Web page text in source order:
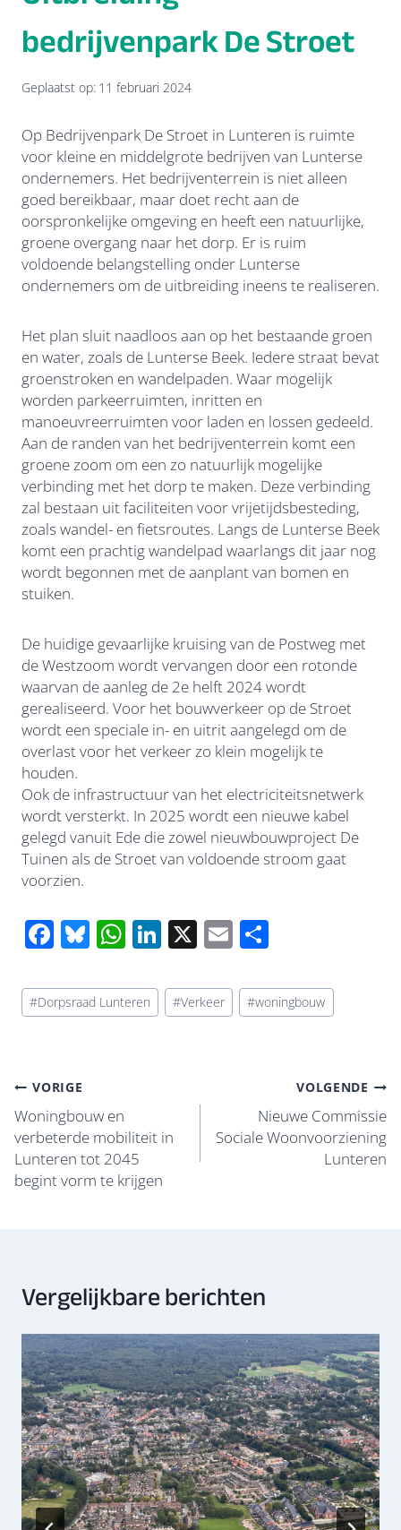
bedrijvenpark De Stroet
Geplaatst op: 11 februari 2024
Op Bedrijvenpark De Stroet in Lunteren is ruimte
voor kleine en middelgrote bedrijven van Lunterse
ondernemers. Het bedrijventerrein is niet alleen
goed bereikbaar, maar doet recht aan de
oorspronkelijke omgeving en heeft een natuurlijke,
groene overgang naar het dorp. Er is ruim
voldoende belangstelling onder Lunterse
ondernemers om de uitbreiding ineens te realiseren.
Het plan sluit naadloos aan op het bestaande groen
en water, zoals de Lunterse Beek. Iedere straat bevat
groenstroken en wandelpaden. Waar mogelijk
worden parkeerruimten, inritten en
manoeuvreerruimten voor laden en lossen gedeeld.
Aan de randen van het bedrijventerrein komt een
groene zoom om een zo natuurlijk mogelijke
verbinding met het dorp te maken. Deze verbinding
zal bestaan uit faciliteiten voor vrijetijdsbesteding,
zoals wandel- en fietsroutes. Langs de Lunterse Beek
komt een prachtig wandelpad waarlangs dit jaar nog
wordt begonnen met de aanplant van bomen en
stuiken.
De huidige gevaarlijke kruising van de Postweg met
de Westzoom wordt vervangen door een rotonde
waarvan de aanleg de 2e helft 2024 wordt
gerealiseerd. Voor het bouwverkeer op de Stroet
wordt een speciale in- en uitrit aangelegd om de
overlast voor het verkeer zo klein mogelijk te
houden.
Ook de infrastructuur van het electriciteitsnetwerk
wordt versterkt. In 2025 wordt een nieuwe kabel
gelegd vanuit Ede die zowel nieuwbouwproject De
Tuinen als de Stroet van voldoende stroom gaat
voorzien.
F
e
b
o
k
Bl
e
sk
W
at
s
Li
k
e
X E
ail e
n
Bericht
tags:
#Dorpsraad Lunteren #Verkeer #woningbouw
Bericht
navigatie
VORIGE
Woningbouw en
verbeterde mobiliteit in
Lunteren tot 2045
begint vorm te krijgen
VOLGENDE
Nieuwe Commissie
Sociale Woonvoorziening
Lunteren
Vergelijkbare berichten